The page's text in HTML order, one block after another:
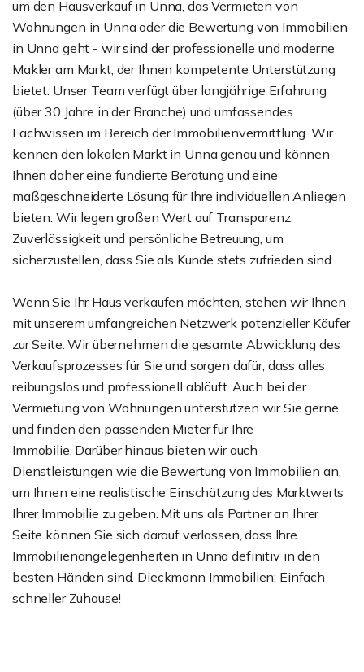
um den Hausverkauf in Unna, das Vermieten von
Wohnungen in Unna oder die Bewertung von Immobilien
in Unna geht - wir sind der professionelle und moderne
Makler am Markt, der Ihnen kompetente Unterstützung
bietet. Unser Team verfügt über langjährige Erfahrung
(über 30 Jahre in der Branche) und umfassendes
Fachwissen im Bereich der Immobilienvermittlung. Wir
kennen den lokalen Markt in Unna genau und können
Ihnen daher eine fundierte Beratung und eine
maßgeschneiderte Lösung für Ihre individuellen Anliegen
bieten. Wir legen großen Wert auf Transparenz,
Zuverlässigkeit und persönliche Betreuung, um
sicherzustellen, dass Sie als Kunde stets zufrieden sind.
Wenn Sie Ihr Haus verkaufen möchten, stehen wir Ihnen
mit unserem umfangreichen Netzwerk potenzieller Käufer
zur Seite. Wir übernehmen die gesamte Abwicklung des
Verkaufsprozesses für Sie und sorgen dafür, dass alles
reibungslos und professionell abläuft. Auch bei der
Vermietung von Wohnungen unterstützen wir Sie gerne
und finden den passenden Mieter für Ihre
Immobilie. Darüber hinaus bieten wir auch
Dienstleistungen wie die Bewertung von Immobilien an,
um Ihnen eine realistische Einschätzung des Marktwerts
Ihrer Immobilie zu geben. Mit uns als Partner an Ihrer
Seite können Sie sich darauf verlassen, dass Ihre
Immobilienangelegenheiten in Unna definitiv in den
besten Händen sind. Dieckmann Immobilien: Einfach
schneller Zuhause!